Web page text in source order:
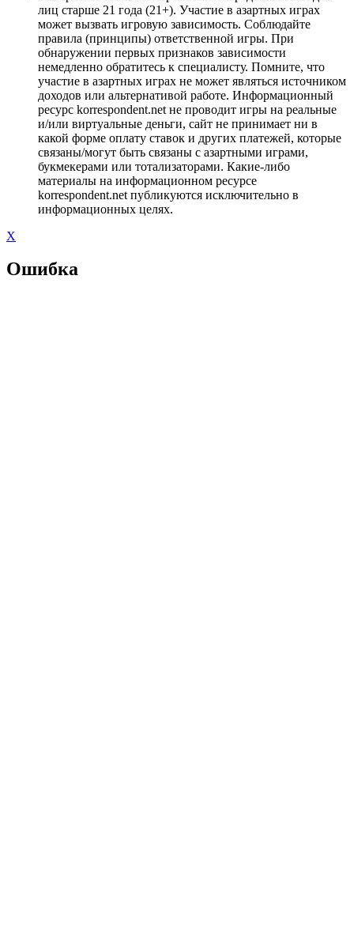
лиц старше 21 года (21+). Участие в азартных играх
может вызвать игровую зависимость. Соблюдайте
правила (принципы) ответственной игры. При
обнаружении первых признаков зависимости
немедленно обратитесь к специалисту. Помните, что
участие в азартных играх не может являться источником
доходов или альтернативой работе. Информационный
ресурс korrespondent.net не проводит игры на реальные
и/или виртуальные деньги, сайт не принимает ни в
какой форме оплату ставок и других платежей, которые
связаны/могут быть связаны с азартными играми,
букмекерами или тотализаторами. Какие-либо
материалы на информационном ресурсе
korrespondent.net публикуются исключительно в
информационных целях.
X
Ошибка